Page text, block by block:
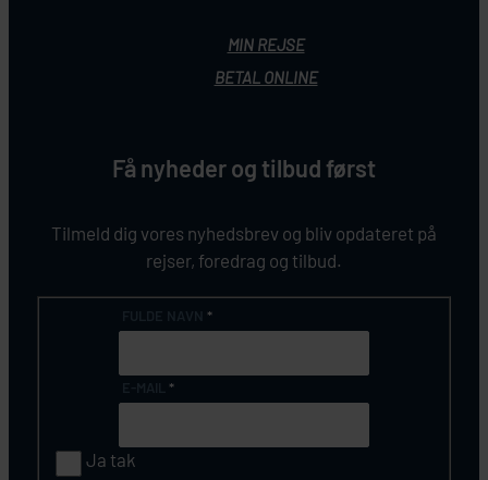
MIN REJSE
BETAL ONLINE
Få nyheder og tilbud først
Tilmeld dig vores nyhedsbrev og bliv opdateret på
rejser, foredrag og tilbud.
*
*
Ja tak